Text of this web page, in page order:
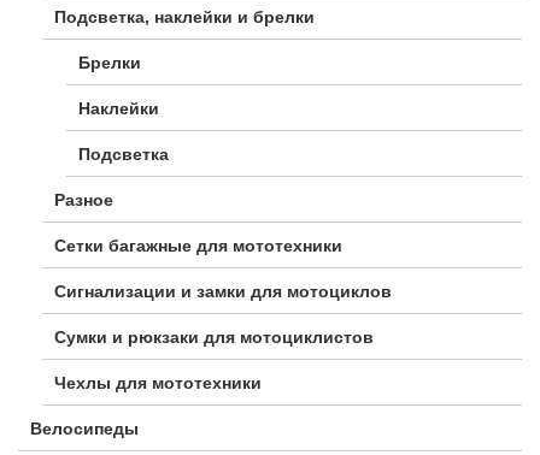
Подсветка, наклейки и брелки
Брелки
Наклейки
Подсветка
Разное
Сетки багажные для мототехники
Сигнализации и замки для мотоциклов
Сумки и рюкзаки для мотоциклистов
Чехлы для мототехники
Велосипеды